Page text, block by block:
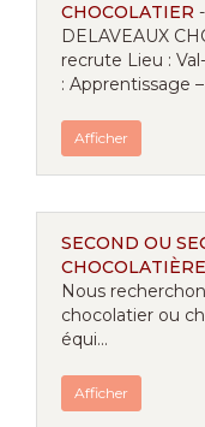
CHOCOLATIER -
DELAVEAUX
recrute Lieu :
: Apprentissage –
Afficher
SECOND OU
CHOCOLATIÈRE
Nous
chocolatier ou
équi...
Afficher